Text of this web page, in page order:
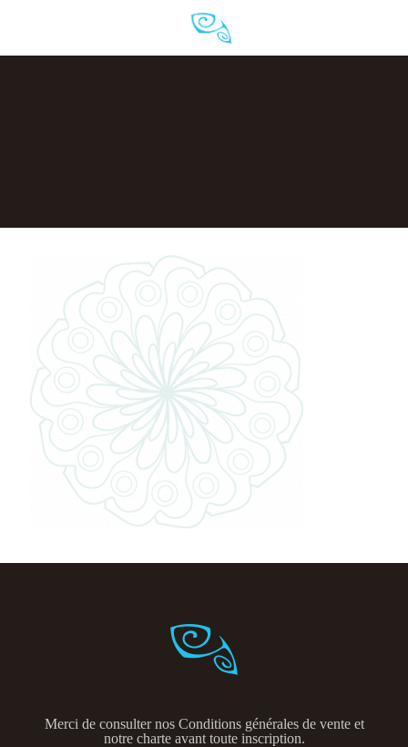
Merci de consulter nos Conditions générales de vente et
notre charte avant toute inscription.